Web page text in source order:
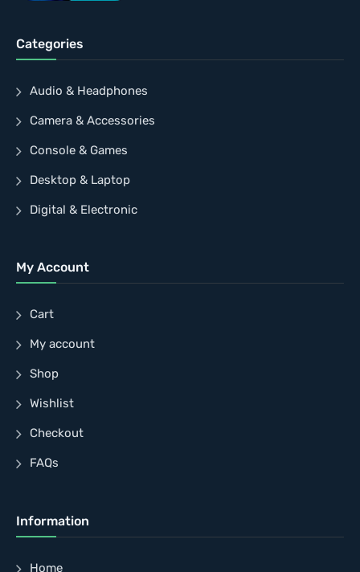
Categories
Audio & Headphones
Camera & Accessories
Console & Games
Desktop & Laptop
Digital & Electronic
My Account
Cart
My account
Shop
Wishlist
Checkout
FAQs
Information
Home